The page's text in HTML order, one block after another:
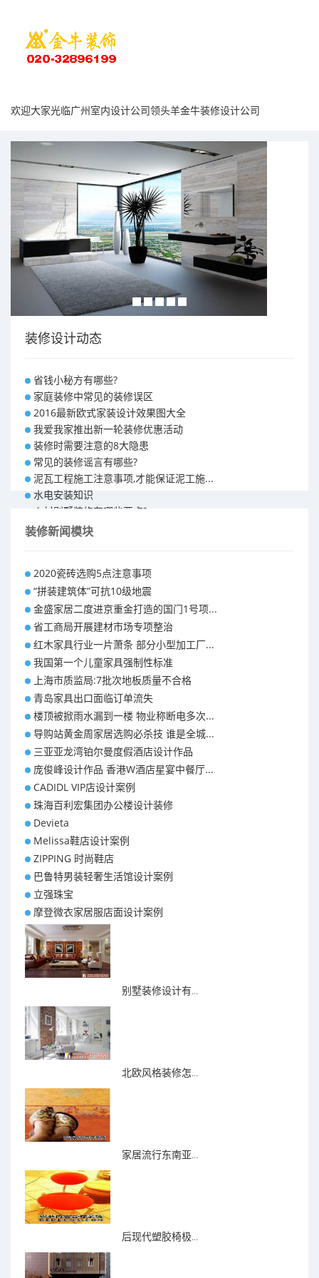
欢迎大家光临广州室内设计公司领头羊金牛装修设计公司
装修设计动态
省钱小秘方有哪些?
家庭装修中常见的装修误区
2016最新欧式家装设计效果图大全
我爱我家推出新一轮装修优惠活动
装修时需要注意的8大隐患
常见的装修谣言有哪些?
泥瓦工程施工注意事项,才能保证泥工施...
水电安装知识
乡村别墅装修有哪些要点?
别墅怎样装修之装修技巧
昆明110平米装修预算 装修报价清单
昆明100平米装修多少钱
装修新闻模块
2020瓷砖选购5点注意事项
“拼装建筑体”可抗10级地震
金盛家居二度进京重金打造的国门1号项...
省工商局开展建材市场专项整治
红木家具行业一片萧条 部分小型加工厂...
我国第一个儿童家具强制性标准
上海市质监局:7批次地板质量不合格
青岛家具出口面临订单流失
楼顶被掀雨水漏到一楼 物业称断电多次...
导购站黄金周家居选购必杀技 谁是全城...
三亚亚龙湾铂尔曼度假酒店设计作品
庞俊峰设计作品 香港W酒店星宴中餐厅...
CADIDL VIP店设计案例
珠海百利宏集团办公楼设计装修
Devieta
Melissa鞋店设计案例
ZIPPING 时尚鞋店
巴鲁特男装轻奢生活馆设计案例
立强珠宝
摩登微衣家居服店面设计案例
别墅装修设计有...
北欧风格装修怎...
家居流行东南亚...
后现代塑胶椅极...